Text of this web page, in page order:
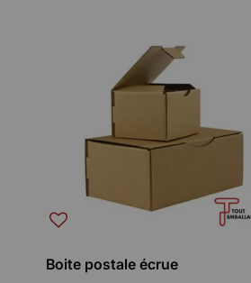
Boite postale écrue